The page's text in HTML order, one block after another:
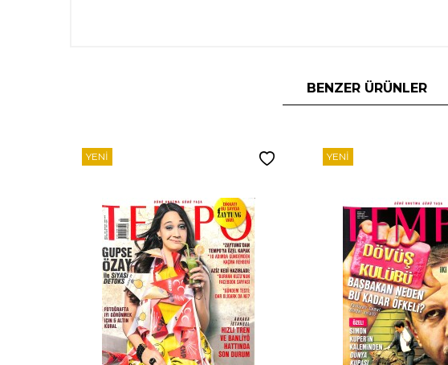
BENZER ÜRÜNLER
YENI YENI